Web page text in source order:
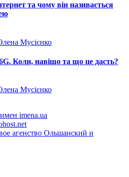
та чому він називається
Мусієнко
Коли, навіщо та що це даcть?
Мусієнко